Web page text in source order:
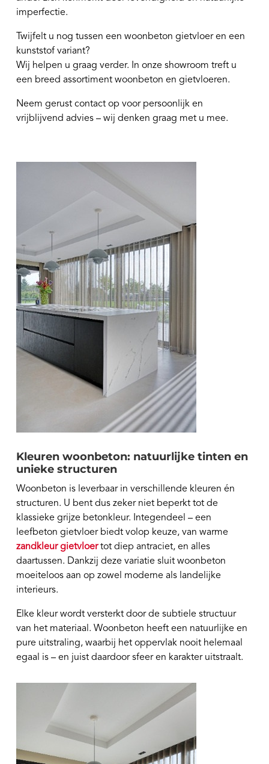
imperfectie.
Twijfelt u nog tussen een woonbeton gietvloer en een
kunststof variant?
Wij helpen u graag verder. In onze showroom treft u
een breed assortiment woonbeton en gietvloeren.
Neem gerust contact op voor persoonlijk en
vrijblijvend advies – wij denken graag met u mee.
Kleuren woonbeton: natuurlijke tinten en
unieke structuren
Woonbeton is leverbaar in verschillende kleuren én
structuren. U bent dus zeker niet beperkt tot de
klassieke grijze betonkleur. Integendeel – een
leefbeton gietvloer biedt volop keuze, van warme
zandkleur gietvloertot diep antraciet, en alles
daartussen. Dankzij deze variatie sluit woonbeton
moeiteloos aan op zowel moderne als landelijke
interieurs.
Elke kleur wordt versterkt door de subtiele structuur
van het materiaal. Woonbeton heeft een natuurlijke en
pure uitstraling, waarbij het oppervlak nooit helemaal
egaal is – en juist daardoor sfeer en karakter uitstraalt.